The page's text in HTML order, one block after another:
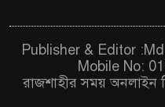
Publisher & Editor
Mobile No:
রাজশাহীর সময় অনলাইন